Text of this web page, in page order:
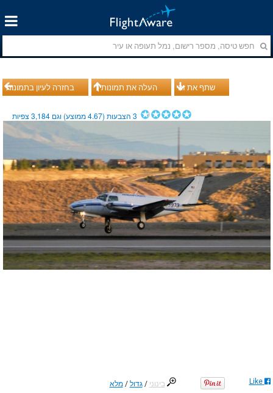
בחזרה לעיון בתמונות העלה את תמונותיך שתף את זה
3הצבעות (4.67ממוצע) וגם 3,184צפיות
בינוני /גדול /מלא Like